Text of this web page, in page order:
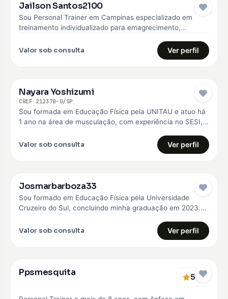
Jailson Santos2100
Sou Personal Trainer em Campinas especializado em
treinamento individualizado para emagrecimento,
alunos iniciantes e…
Valor sob consulta Ver perfil
Nayara Yoshizumi
CREF 212378-G/SP
Sou formada em Educação Física pela UNITAU e atuo há
1 ano na área de musculação, com experiência no SESI,…
Valor sob consulta Ver perfil
Josmarbarboza33
Sou formado em Educação Física pela Universidade
Cruzeiro do Sul, concluindo minha graduação em 2023.
Valor sob consulta Ver perfil
Ppsmesquita 5(1)